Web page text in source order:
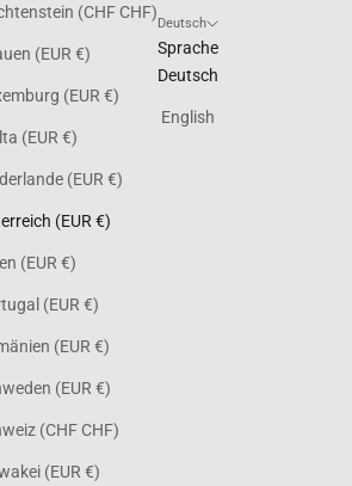
(CHF CHF)
(EUR €)
(EUR €)
(EUR €)
(EUR €)
(EUR €)
(EUR €)
(EUR €)
(EUR €)
(EUR €)
(CHF CHF)
(EUR €)
Deutsch
Sprache
Deutsch
English